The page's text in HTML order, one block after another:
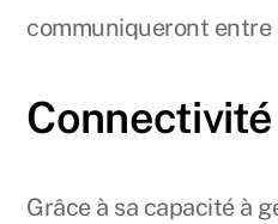
communiqueront entre
Connectivité
Grâce à sa capacité à